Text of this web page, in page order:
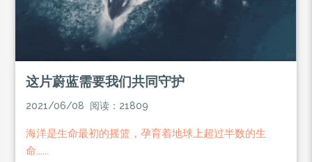
这片蔚蓝需要我们共同守护
2021/06/08 阅读：21809
海洋是生命最初的摇篮，孕育着地球上超过半数的生
命......